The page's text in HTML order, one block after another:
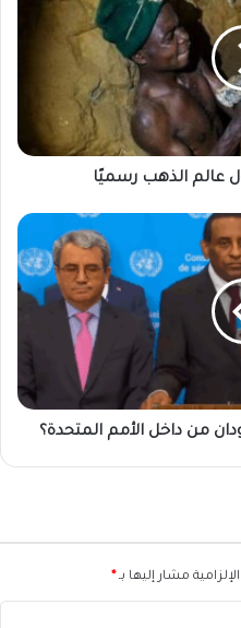
عالم الذهب رسميًا
من داخل الأمم المتحدة؟
مشار إليها بـ*